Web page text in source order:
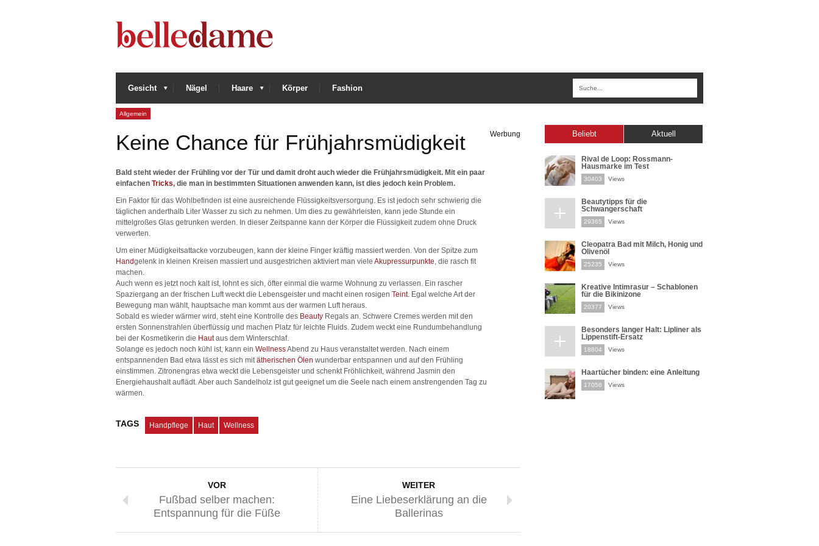
Gesicht Nägel Haare Körper Fashion
Allgemein
Keine Chance für Frühjahrsmüdigkeit Werbung
Bald steht wieder der Frühling vor der Tür und damit droht auch wieder die Frühjahrsmüdigkeit. Mit ein paar
einfachen Tricks, die man in bestimmten Situationen anwenden kann, ist dies jedoch kein Problem.
Ein Faktor für das Wohlbefinden ist eine ausreichende Flüssigkeitsversorgung. Es ist jedoch sehr schwierig die
täglichen anderthalb Liter Wasser zu sich zu nehmen. Um dies zu gewährleisten, kann jede Stunde ein
mittelgroßes Glas getrunken werden. In dieser Zeitspanne kann der Körper die Flüssigkeit zudem ohne Druck
verwerten.
Um einer Müdigkeitsattacke vorzubeugen, kann der kleine Finger kräftig massiert werden. Von der Spitze zum
Handgelenk in kleinen Kreisen massiert und ausgestrichen aktiviert man viele Akupressurpunkte, die rasch fit
machen.
Auch wenn es jetzt noch kalt ist, lohnt es sich, öfter einmal die warme Wohnung zu verlassen. Ein rascher
Spaziergang an der frischen Luft weckt die Lebensgeister und macht einen rosigen Teint. Egal welche Art der
Bewegung man wählt, hauptsache man kommt aus der warmen Luft heraus.
Sobald es wieder wärmer wird, steht eine Kontrolle des Beauty Regals an. Schwere Cremes werden mit den
ersten Sonnenstrahlen überflüssig und machen Platz für leichte Fluids. Zudem weckt eine Rundumbehandlung
bei der Kosmetikerin die Hautaus dem Winterschlaf.
Solange es jedoch noch kühl ist, kann ein WellnessAbend zu Haus veranstaltet werden. Nach einem
entspannenden Bad etwa lässt es sich mitätherischen Ölen wunderbar entspannen und auf den Frühling
einstimmen. Zitronengras etwa weckt die Lebensgeister und schenkt Fröhlichkeit, während Jasmin den
Energiehaushalt auflädt. Aber auch Sandelholz ist gut geeignet um die Seele nach einem anstrengenden Tag zu
wärmen.
TAGS Handpflege Haut Wellness
VOR
Fußbad selber machen:
Entspannung für die Füße
WEITER
Eine Liebeserklärung an die
Ballerinas
Beliebt Aktuell
Rival de Loop: Rossmann-
Hausmarke im Test
30403 Views
Beautytipps für die
Schwangerschaft
29365 Views
Cleopatra Bad mit Milch, Honig und
Olivenöl
25235 Views
Kreative Intimrasur – Schablonen
für die Bikinizone
20377 Views
Besonders langer Halt: Lipliner als
Lippenstift-Ersatz
18804 Views
Haartücher binden: eine Anleitung
17056 Views